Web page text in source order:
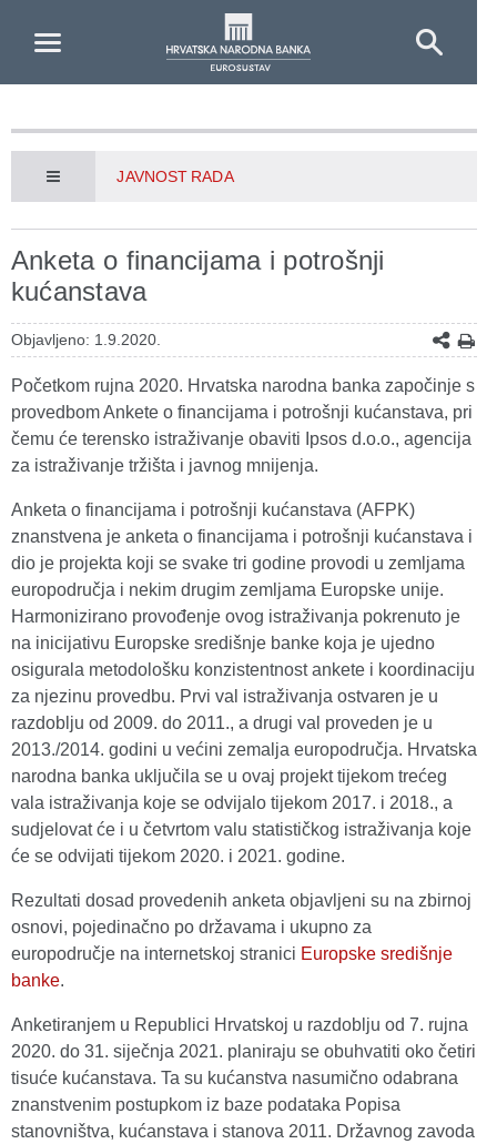
JAVNOST RADA
Anketa o financijama i potrošnji
kućanstava
Objavljeno: 1.9.2020.
Početkom rujna 2020. Hrvatska narodna banka započinje s
provedbom Ankete o financijama i potrošnji kućanstava, pri
čemu će terensko istraživanje obaviti Ipsos d.o.o., agencija
za istraživanje tržišta i javnog mnijenja.
Anketa o financijama i potrošnji kućanstava (AFPK)
znanstvena je anketa o financijama i potrošnji kućanstava i
dio je projekta koji se svake tri godine provodi u zemljama
europodručja i nekim drugim zemljama Europske unije.
Harmonizirano provođenje ovog istraživanja pokrenuto je
na inicijativu Europske središnje banke koja je ujedno
osigurala metodološku konzistentnost ankete i koordinaciju
za njezinu provedbu. Prvi val istraživanja ostvaren je u
razdoblju od 2009. do 2011., a drugi val proveden je u
2013./2014. godini u većini zemalja europodručja. Hrvatska
narodna banka uključila se u ovaj projekt tijekom trećeg
vala istraživanja koje se odvijalo tijekom 2017. i 2018., a
sudjelovat će i u četvrtom valu statističkog istraživanja koje
će se odvijati tijekom 2020. i 2021. godine.
Rezultati dosad provedenih anketa objavljeni su na zbirnoj
osnovi, pojedinačno po državama i ukupno za
europodručje na internetskoj stranici Europske središnje
banke.
Anketiranjem u Republici Hrvatskoj u razdoblju od 7. rujna
2020. do 31. siječnja 2021. planiraju se obuhvatiti oko četiri
tisuće kućanstava. Ta su kućanstva nasumično odabrana
znanstvenim postupkom iz baze podataka Popisa
stanovništva, kućanstava i stanova 2011. Državnog zavoda